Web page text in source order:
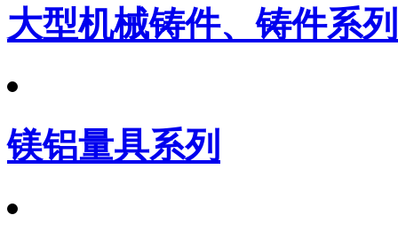
大型机械铸件、铸件系列
镁铝量具系列